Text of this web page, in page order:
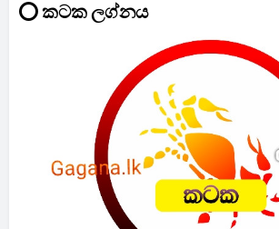
⭕ කටක ලග්නය